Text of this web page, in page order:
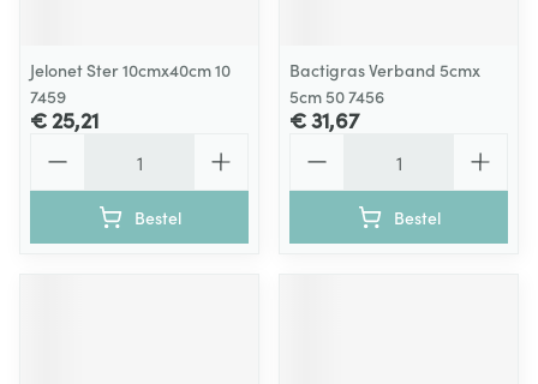
Jelonet Ster 10cmx40cm 10
7459
€ 25,21
Bestel
Bactigras Verband 5cmx
5cm 50 7456
€ 31,67
Bestel